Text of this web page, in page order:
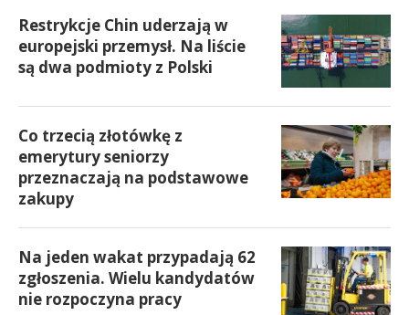
Restrykcje Chin uderzają w
europejski przemysł. Na liście
są dwa podmioty z Polski
Co trzecią złotówkę z
emerytury seniorzy
przeznaczają na podstawowe
zakupy
Na jeden wakat przypadają 62
zgłoszenia. Wielu kandydatów
nie rozpoczyna pracy